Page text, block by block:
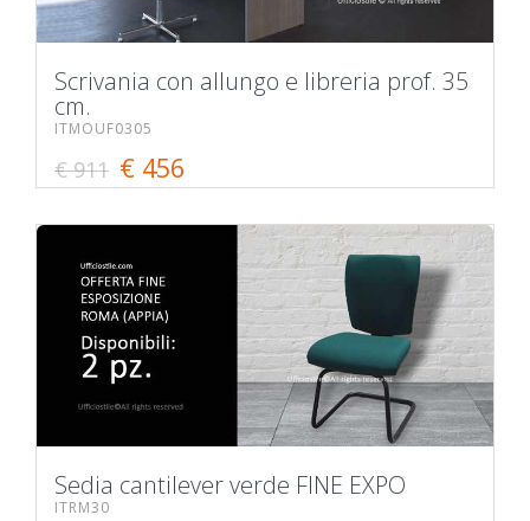
Scrivania con allungo e libreria prof. 35
cm.
ITMOUF0305
€ 911 € 456
Sedia cantilever verde FINE EXPO
ITRM30